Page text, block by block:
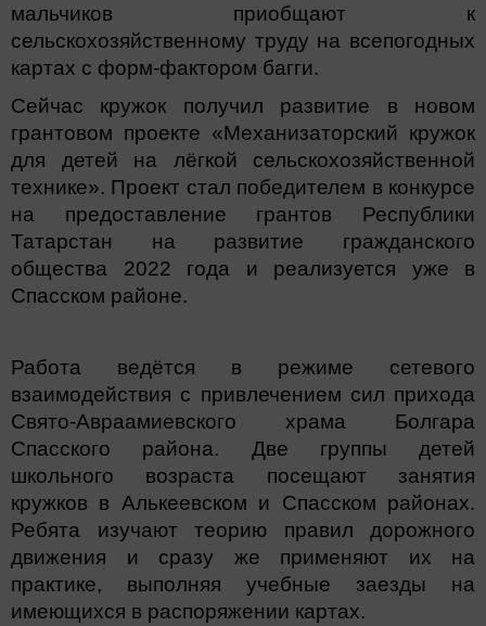
мальчиков приобщают к
сельскохозяйственному труду на всепогодных
картах с форм-фактором багги.
Сейчас кружок получил развитие в новом
грантовом проекте «Механизаторский кружок
для детей на лёгкой сельскохозяйственной
технике». Проект стал победителем в конкурсе
на предоставление грантов Республики
Татарстан на развитие гражданского
общества 2022 года и реализуется уже в
Спасском районе.
Работа ведётся в режиме сетевого
взаимодействия с привлечением сил прихода
Свято-Авраамиевского храма Болгара
Спасского района. Две группы детей
школьного возраста посещают занятия
кружков в Алькеевском и Спасском районах.
Ребята изучают теорию правил дорожного
движения и сразу же применяют их на
практике, выполняя учебные заезды на
имеющихся в распоряжении картах.